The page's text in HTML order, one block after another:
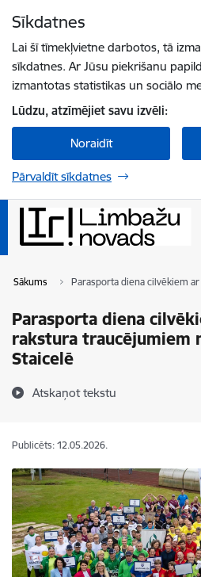
Sīkdatnes
Lai šī tīmekļvietne darbotos, tā
sīkdatnes. Ar Jūsu piekrišanu
izmantotas statistikas un sociālo
Lūdzu, atzīmējiet savu izvēli:
Noraidīt
Pārvaldīt sīkdatnes
Sākums Parasporta diena cilvēkiem
Parasporta diena
rakstura traucējumiem
Staicelē
Atskaņot tekstu
Publicēts: 12.05.2026.